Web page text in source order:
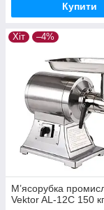
Купити
Хіт –4%
М’ясорубка
Vektor AL-12C 150